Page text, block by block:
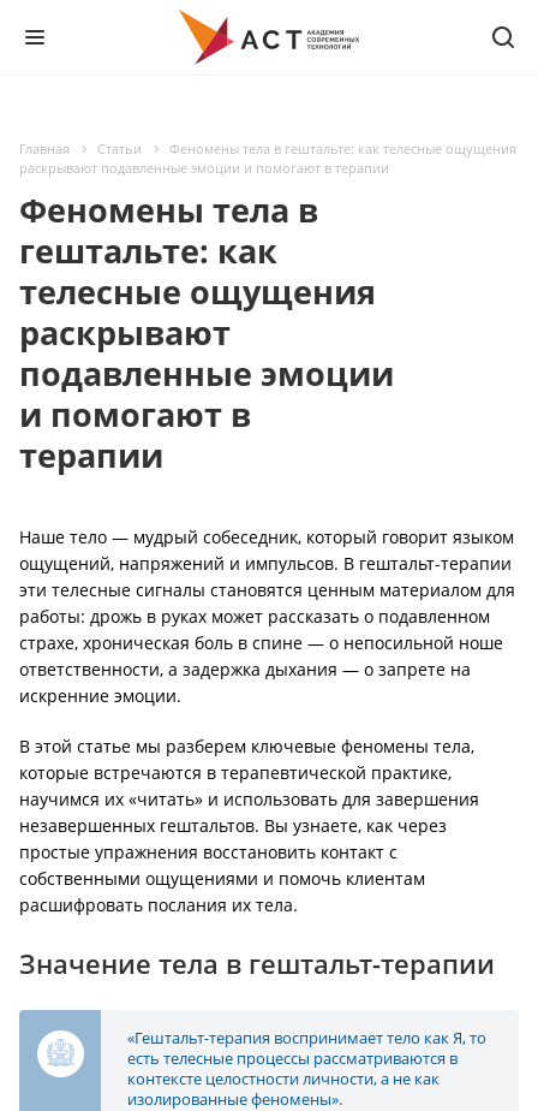
Главная Статьи
Феномены тела в гештальте: как телесные ощущения
раскрывают подавленные эмоции и помогают в терапии
Феномены тела в
гештальте: как
телесные ощущения
раскрывают
подавленные эмоции
и помогают в
терапии
Наше тело — мудрый собеседник, который говорит языком
ощущений, напряжений и импульсов. В гештальт-терапии
эти телесные сигналы становятся ценным материалом для
работы: дрожь в руках может рассказать о подавленном
страхе, хроническая боль в спине — о непосильной ноше
ответственности, а задержка дыхания — о запрете на
искренние эмоции.
В этой статье мы разберем ключевые феномены тела,
которые встречаются в терапевтической практике,
научимся их «читать» и использовать для завершения
незавершенных гештальтов. Вы узнаете, как через
простые упражнения восстановить контакт с
собственными ощущениями и помочь клиентам
расшифровать послания их тела.
Значение тела в гештальт-терапии
«Гештальт-терапия воспринимает тело как Я, то
есть телесные процессы рассматриваются в
контексте целостности личности, а не как
изолированные феномены».